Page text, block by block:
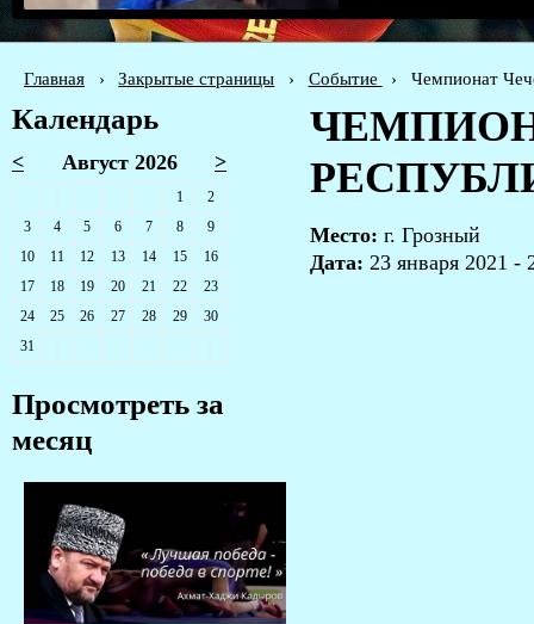
Главная › Закрытые страницы › Событие › Чемпионат
Календарь
< >
Август 2026
1
2
3
4 5 6 7 8
9
10
11 12 13 14 15
16
17
18 19 20 21 22
23
24
25 26 27 28 29
30
31
Просмотреть за
месяц
Место: г. Грозный
Дата: 23 января 2021 -